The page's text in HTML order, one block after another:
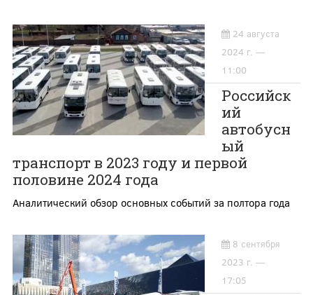
24 августа
2024 г. —
11:00
Российск
ий
автобусн
ый
транспорт в 2023 году и первой
половине 2024 года
Аналитический обзор основных событий за полтора года
8 сентября
2023 г. —
17:05